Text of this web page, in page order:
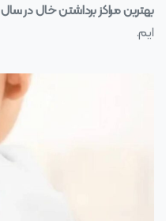
بهترین مراکز برداشتن خال در سال ۱۴۰۳
ایم.